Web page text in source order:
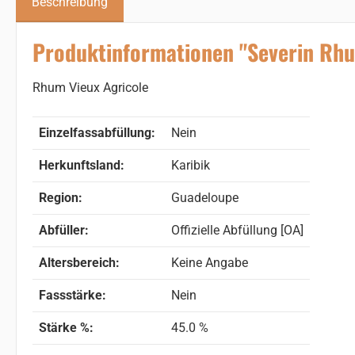
Produktinformationen "Severin
Rhum Vieux Agricole
Einzelfassabfüllung: Nein
Herkunftsland: Karibik
Region: Guadeloupe
Abfüller: Offizielle Abfüllung [OA]
Altersbereich: Keine Angabe
Fassstärke: Nein
Stärke %: 45.0 %